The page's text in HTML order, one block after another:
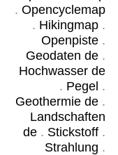
. Opencyclemap
. Hikingmap.
Openpiste.
Geodaten de.
Hochwasser de
. Pegel .
Geothermie de.
Landschaften
de. Stickstoff.
Strahlung .